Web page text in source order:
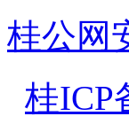
桂公网
桂ICP